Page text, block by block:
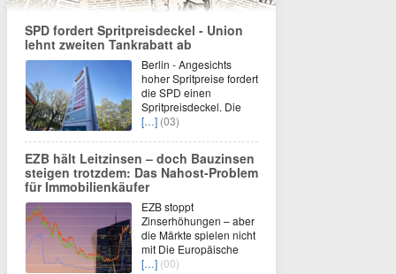
SPD fordert Spritpreisdeckel - Union
lehnt zweiten Tankrabatt ab
Berlin - Angesichts
hoher Spritpreise fordert
die SPD einen
Spritpreisdeckel. Die
[…] (03)
EZB hält Leitzinsen – doch Bauzinsen
steigen trotzdem: Das Nahost-Problem
für Immobilienkäufer
EZB stoppt
Zinserhöhungen – aber
die Märkte spielen nicht
mit Die Europäische
[…] (00)